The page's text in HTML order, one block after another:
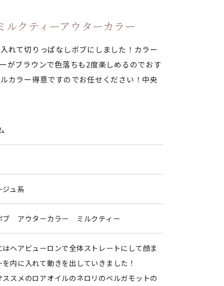
クティーアウターカラー
れて切りっぱなしボブにしました！カラー
がブラウンで色落ちも2度楽しめるのでおす
カラー得意ですのでお任せください！中央
ジュ系
ブ アウターカラー ミルクティー
はヘアビューロンで全体ストレートにして顔ま
内に入れて動きを出していきました！
スメのロアオイルのネロリのベルガモットの